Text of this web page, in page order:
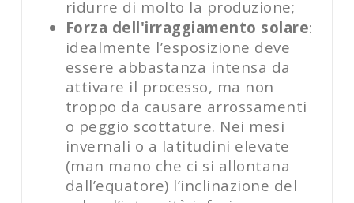
ridurre di molto la produzione;
Forza dell'irraggiamento solare:
idealmente l’esposizione deve
essere abbastanza intensa da
attivare il processo, ma non
troppo da causare arrossamenti
o peggio scottature. Nei mesi
invernali o a latitudini elevate
(man mano che ci si allontana
dall’equatore) l’inclinazione del